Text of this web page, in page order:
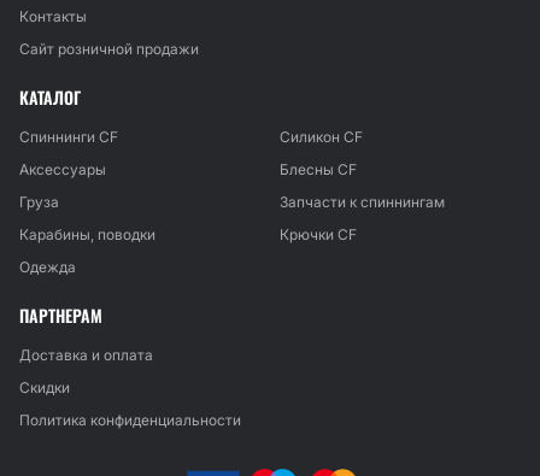
Контакты
Сайт розничной продажи
КАТАЛОГ
Спиннинги CF
Силикон CF
Аксессуары
Блесны CF
Груза
Запчасти к спиннингам
Карабины, поводки
Крючки CF
Одежда
ПАРТНЕРАМ
Доставка и оплата
Скидки
Политика конфиденциальности